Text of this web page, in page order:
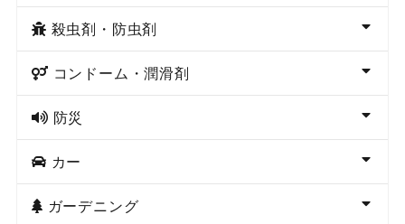
殺虫剤・防虫剤
コンドーム・潤滑剤
防災
カー
ガーデニング